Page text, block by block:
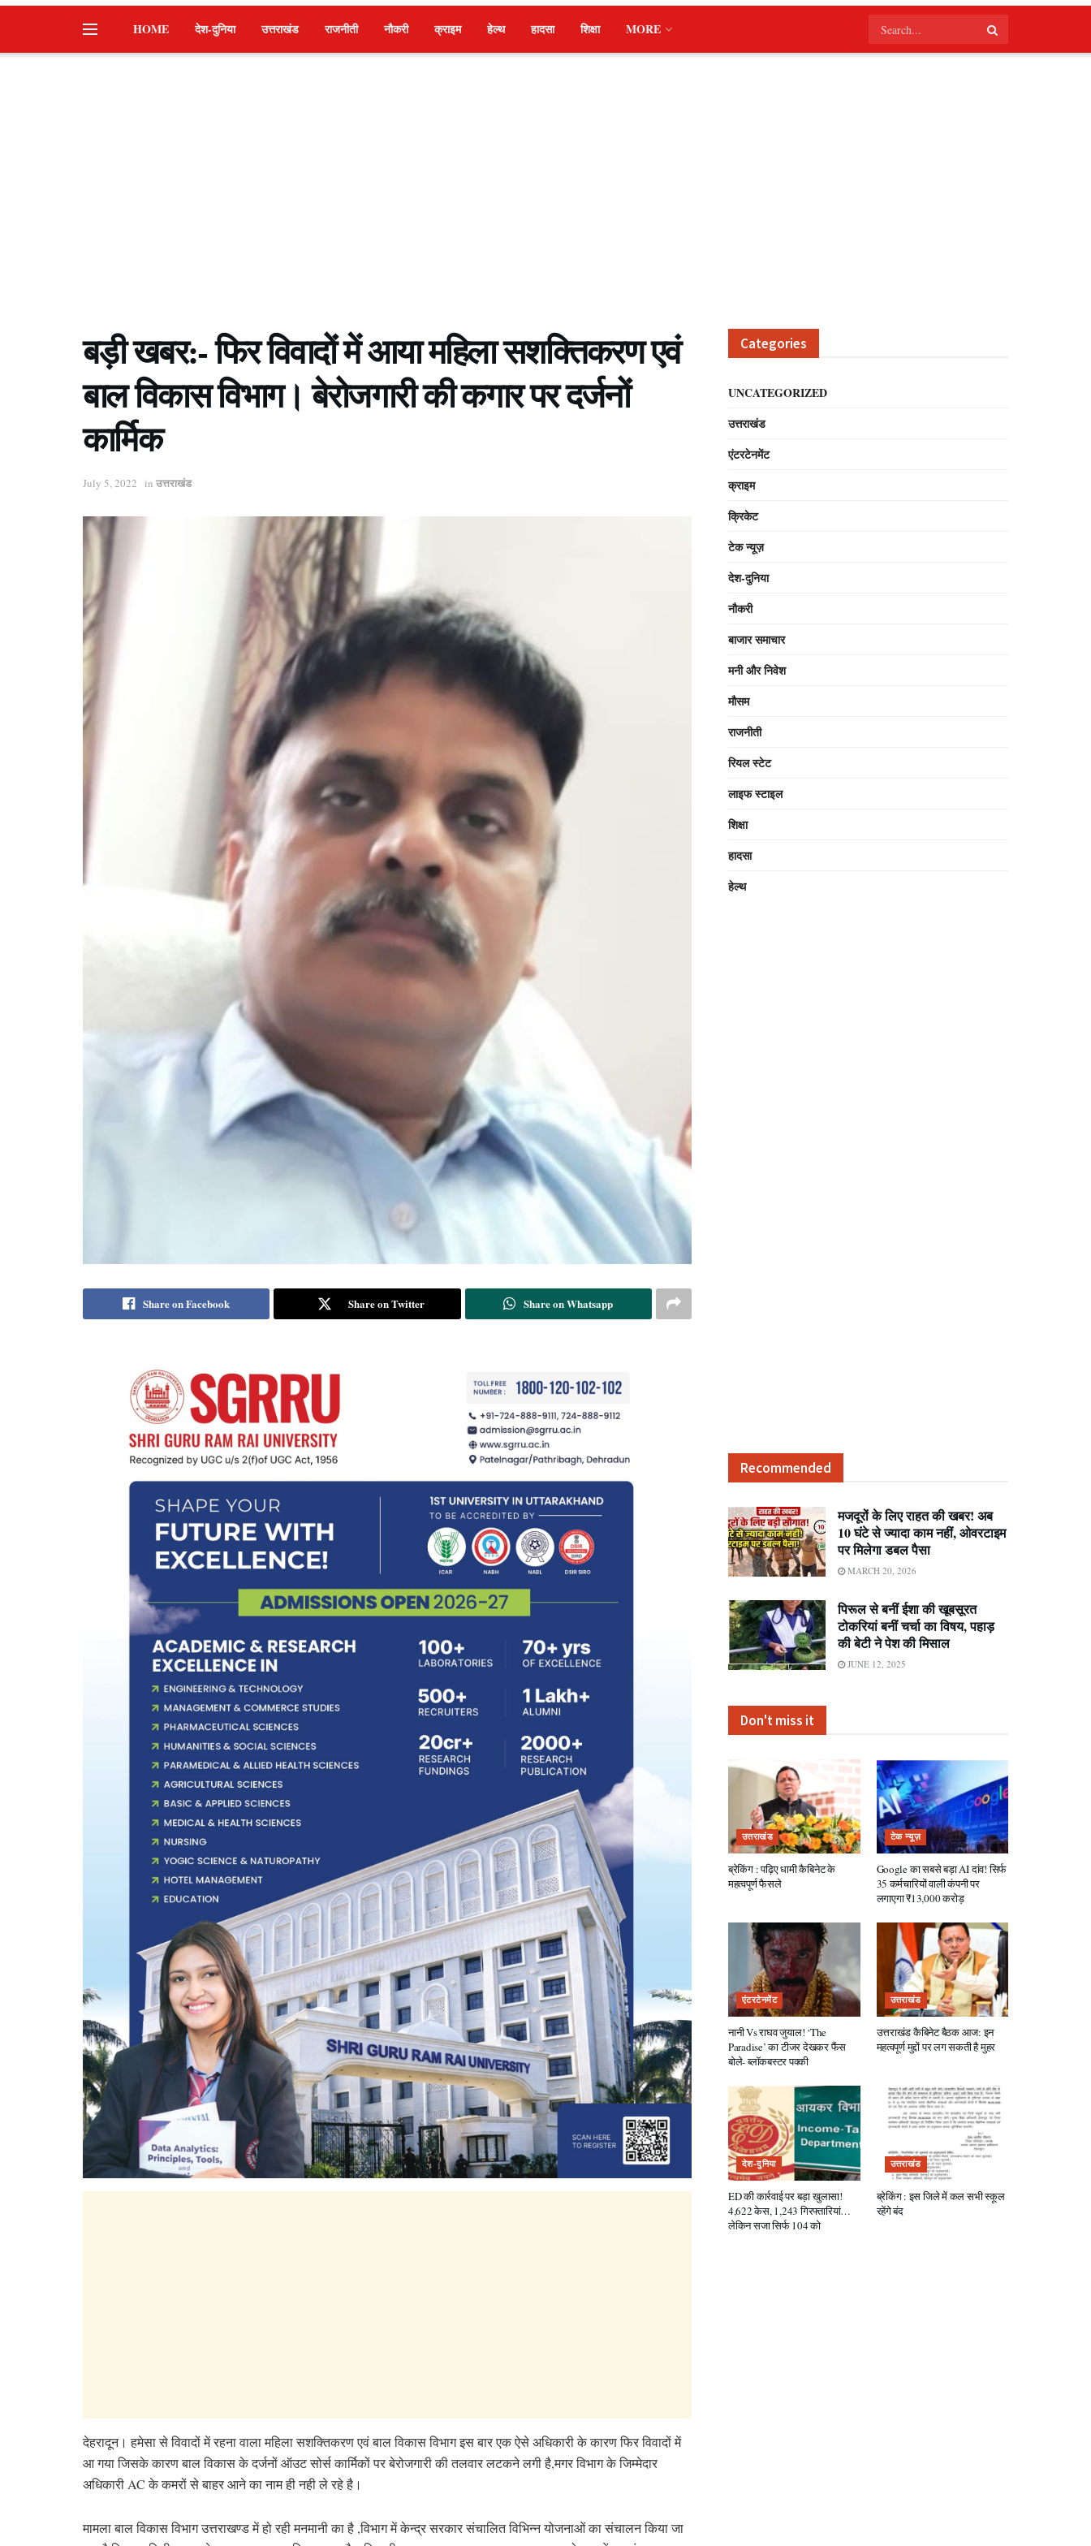
HOME देश-दुनिया उत्तराखंड राजनीती नौकरी क्राइम हेल्थ हादसा शिक्षा MORE
बड़ी खबर:- फिर विवादों में आया महिला सशक्तिकरण एवं
बाल विकास विभाग। बेरोजगारी की कगार पर दर्जनों
कार्मिक
July 5, 2022 in उत्तराखंड
Share on Facebook Share on Twitter Share on Whatsapp
देहरादून। हमेसा से विवादों में रहना वाला महिला सशक्तिकरण एवं बाल विकास विभाग इस बार एक ऐसे अधिकारी के कारण फिर विवादों में
आ गया जिसके कारण बाल विकास के दर्जनों ऑउट सोर्स कार्मिकों पर बेरोजगारी की तलवार लटकने लगी है,मगर विभाग के जिम्मेदार
अधिकारी AC के कमरों से बाहर आने का नाम ही नही ले रहे है।
मामला बाल विकास विभाग उत्तराखण्ड में हो रही मनमानी का है ,विभाग में केन्द्र सरकार संचालित विभिन्न योजनाओं का संचालन किया जा
Categories
UNCATEGORIZED
उत्तराखंड
एंटरटेनमेंट
क्राइम
क्रिकेट
टेक न्यूज़
देश-दुनिया
नौकरी
बाजार समाचार
मनी और निवेश
मौसम
राजनीती
रियल स्टेट
लाइफ स्टाइल
शिक्षा
हादसा
हेल्थ
Recommended
मजदूरों के लिए राहत की खबर! अब
10 घंटे से ज्यादा काम नहीं, ओवरटाइम
पर मिलेगा डबल पैसा
MARCH 20, 2026
पिरूल से बनीं ईशा की खूबसूरत
टोकरियां बनीं चर्चा का विषय, पहाड़
की बेटी ने पेश की मिसाल
JUNE 12, 2025
Don't miss it
उत्तराखंड
ब्रेकिंग : पढ़िए धामी कैबिनेट के
महत्वपूर्ण फैसले
टेक न्यूज़
Google का सबसे बड़ा AI दांव! सिर्फ
35 कर्मचारियों वाली कंपनी पर
लगाएगा ₹13,000 करोड़
एंटरटेनमेंट
नानी Vs राघव जुयाल! ‘The
Paradise’ का टीजर देखकर फैंस
बोले- ब्लॉकबस्टर पक्की
उत्तराखंड
उत्तराखंड कैबिनेट बैठक आज: इन
महत्वपूर्ण मुद्दों पर लग सकती है मुहर
देश-दुनिया
ED की कार्रवाई पर बड़ा खुलासा!
4,622 केस, 1,243 गिरफ्तारियां…
लेकिन सजा सिर्फ 104 को
उत्तराखंड
ब्रेकिंग : इस जिले में कल सभी स्कूल
रहेंगे बंद